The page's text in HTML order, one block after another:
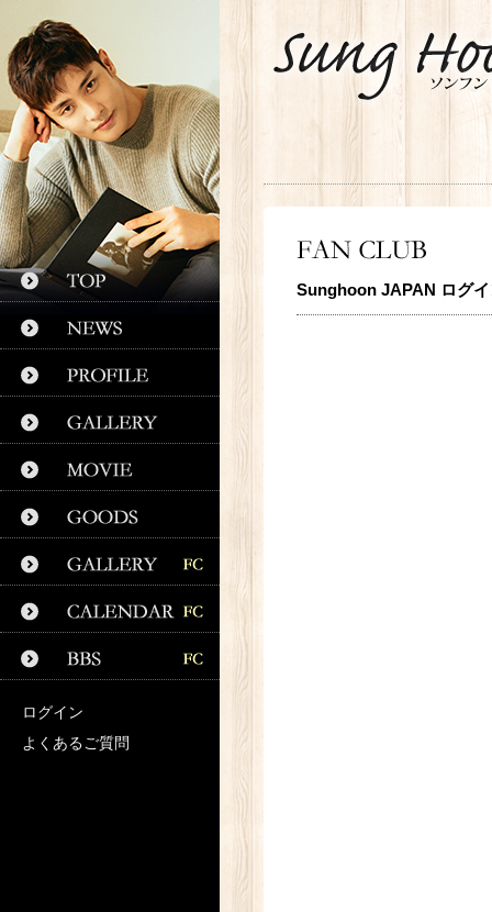
ログイン
よくあるご質問
Sunghoon JAPAN ログ